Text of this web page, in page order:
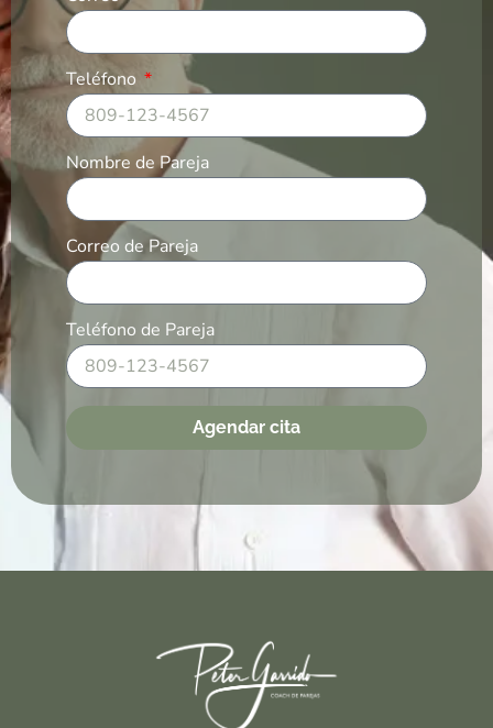
Teléfono
Nombre de Pareja
Correo de Pareja
Teléfono de Pareja
Agendar cita